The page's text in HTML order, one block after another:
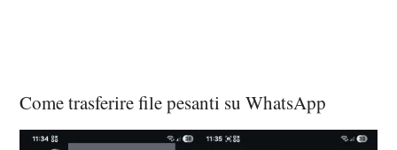
Come trasferire file pesanti su WhatsApp